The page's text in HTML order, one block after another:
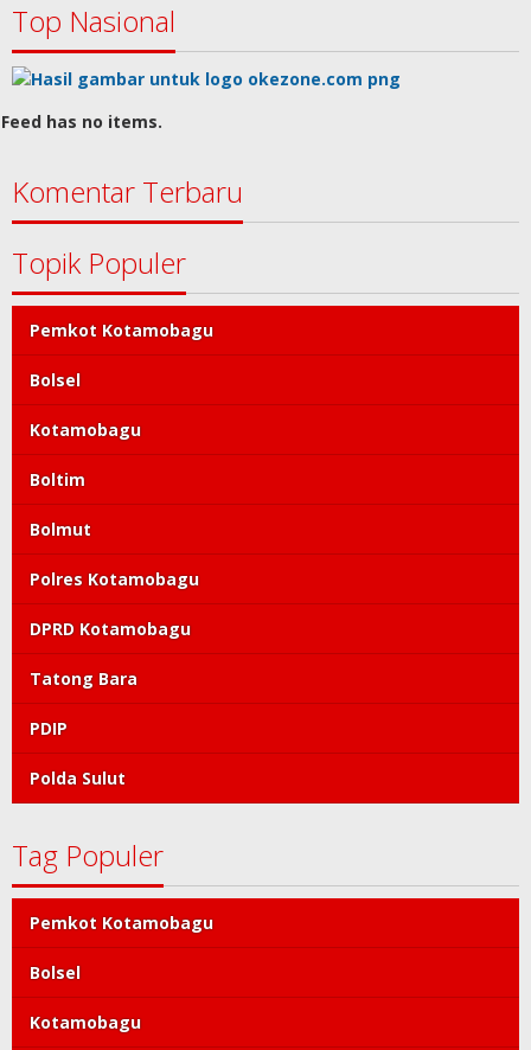
Top Nasional
Feed has no items.
Komentar Terbaru
Topik Populer
Pemkot Kotamobagu
Bolsel
Kotamobagu
Boltim
Bolmut
Polres Kotamobagu
DPRD Kotamobagu
Tatong Bara
PDIP
Polda Sulut
Tag Populer
Pemkot Kotamobagu
Bolsel
Kotamobagu